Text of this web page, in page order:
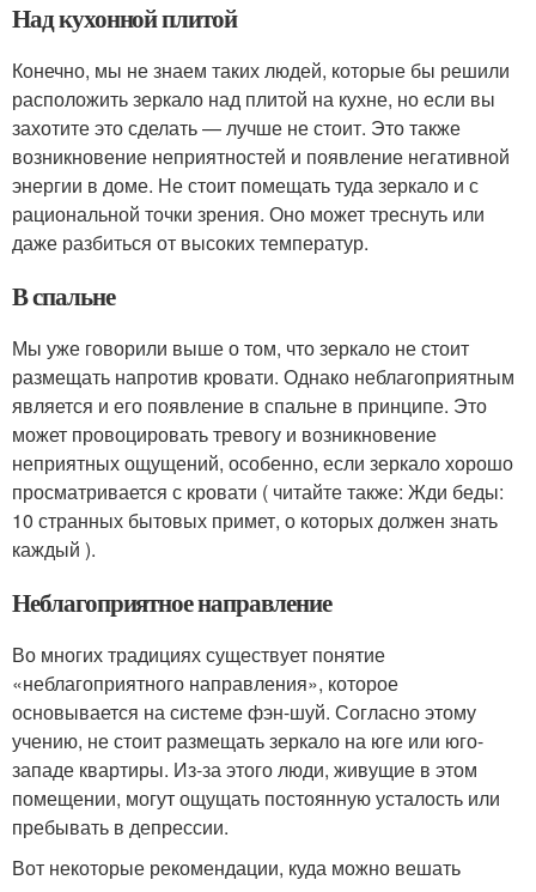
Над кухонной плитой
Конечно, мы не знаем таких людей, которые бы решили
расположить зеркало над плитой на кухне, но если вы
захотите это сделать — лучше не стоит. Это также
возникновение неприятностей и появление негативной
энергии в доме. Не стоит помещать туда зеркало и с
рациональной точки зрения. Оно может треснуть или
даже разбиться от высоких температур.
В спальне
Мы уже говорили выше о том, что зеркало не стоит
размещать напротив кровати. Однако неблагоприятным
является и его появление в спальне в принципе. Это
может провоцировать тревогу и возникновение
неприятных ощущений, особенно, если зеркало хорошо
просматривается с кровати ( читайте также: Жди беды:
10 странных бытовых примет, о которых должен знать
каждый ).
Неблагоприятное направление
Во многих традициях существует понятие
«неблагоприятного направления», которое
основывается на системе фэн-шуй. Согласно этому
учению, не стоит размещать зеркало на юге или юго-
западе квартиры. Из-за этого люди, живущие в этом
помещении, могут ощущать постоянную усталость или
пребывать в депрессии.
Вот некоторые рекомендации, куда можно вешать